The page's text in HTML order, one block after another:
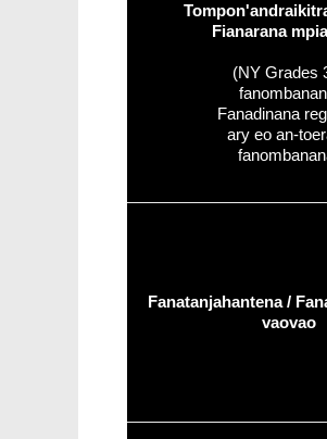
Fianarana
(NY Grades
Fanadinana
ary eo an-
Fanatanjahantena /
vaovao